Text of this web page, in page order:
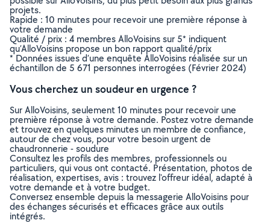
projets.
Rapide : 10 minutes pour recevoir une première réponse à
votre demande
Qualité / prix : 4 membres AlloVoisins sur 5* indiquent
qu’AlloVoisins propose un bon rapport qualité/prix
* Données issues d’une enquête AlloVoisins réalisée sur un
échantillon de 5 671 personnes interrogées (Février 2024)
Vous cherchez un soudeur en urgence ?
Sur AlloVoisins, seulement 10 minutes pour recevoir une
première réponse à votre demande. Postez votre demande
et trouvez en quelques minutes un membre de confiance,
autour de chez vous, pour votre besoin urgent de
chaudronnerie - soudure
Consultez les profils des membres, professionnels ou
particuliers, qui vous ont contacté. Présentation, photos de
réalisation, expertises, avis : trouvez l'offreur idéal, adapté à
votre demande et à votre budget.
Conversez ensemble depuis la messagerie AlloVoisins pour
des échanges sécurisés et efficaces grâce aux outils
intégrés.